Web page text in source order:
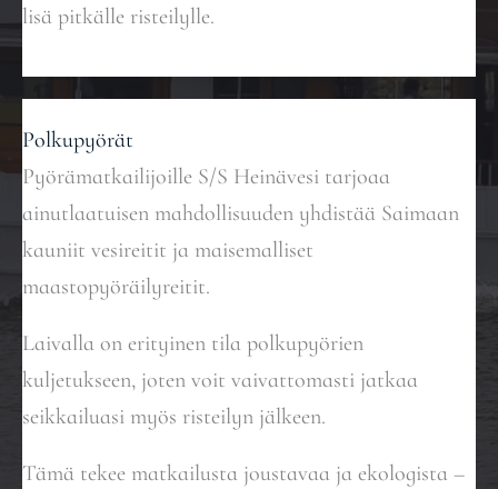
lisä pitkälle risteilylle.
Polkupyörät
Pyörämatkailijoille S/S Heinävesi tarjoaa
ainutlaatuisen mahdollisuuden yhdistää Saimaan
kauniit vesireitit ja maisemalliset
maastopyöräilyreitit.
Laivalla on erityinen tila polkupyörien
kuljetukseen, joten voit vaivattomasti jatkaa
seikkailuasi myös risteilyn jälkeen.
Tämä tekee matkailusta joustavaa ja ekologista –